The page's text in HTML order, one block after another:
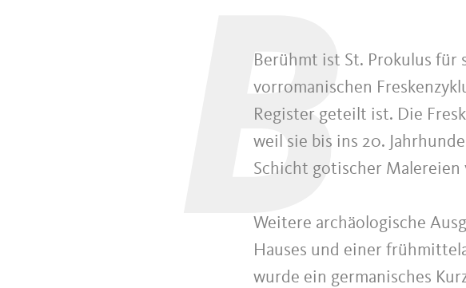
B
Berühmt ist St. Prokulus
vorromanischen
Register geteilt ist. Die
weil sie bis ins 20.
Schicht gotischer Malereien
Weitere archäologische
Hauses und einer
wurde ein germanisches